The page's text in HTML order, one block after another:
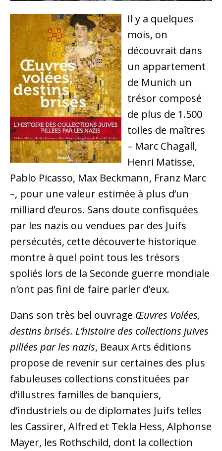
Il y a quelques
mois, on
découvrait dans
un appartement
de Munich un
trésor composé
de plus de 1.500
toiles de maîtres
– Marc Chagall,
Henri Matisse,
Pablo Picasso, Max Beckmann, Franz Marc
–, pour une valeur estimée à plus d’un
milliard d’euros. Sans doute confisquées
par les nazis ou vendues par des Juifs
persécutés, cette découverte historique
montre à quel point tous les trésors
spoliés lors de la Seconde guerre mondiale
n’ont pas fini de faire parler d’eux.
Dans son très bel ouvrage Œuvres Volées,
destins brisés. L’histoire des collections juives
pillées par les nazis, Beaux Arts éditions
propose de revenir sur certaines des plus
fabuleuses collections constituées par
d’illustres familles de banquiers,
d’industriels ou de diplomates Juifs telles
les Cassirer, Alfred et Tekla Hess, Alphonse
Mayer, les Rothschild, dont la collection